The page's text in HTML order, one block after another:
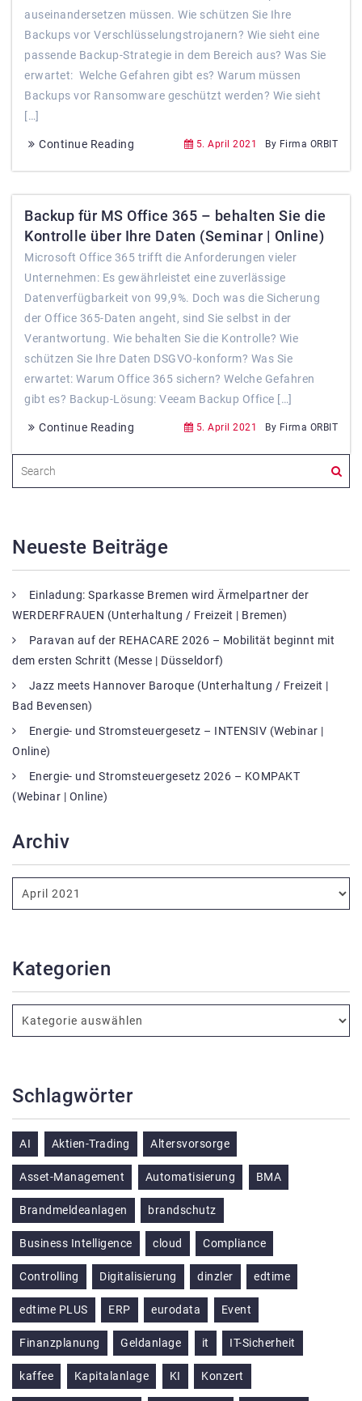
auseinandersetzen müssen. Wie schützen Sie Ihre
Backups vor Verschlüsselungstrojanern? Wie sieht eine
passende Backup-Strategie in dem Bereich aus? Was Sie
erwartet: Welche Gefahren gibt es? Warum müssen
Backups vor Ransomware geschützt werden? Wie sieht
[…]
Continue Reading 5. April 2021 By Firma ORBIT
Backup für MS Office 365 – behalten Sie die
Kontrolle über Ihre Daten (Seminar | Online)
Microsoft Office 365 trifft die Anforderungen vieler
Unternehmen: Es gewährleistet eine zuverlässige
Datenverfügbarkeit von 99,9%. Doch was die Sicherung
der Office 365-Daten angeht, sind Sie selbst in der
Verantwortung. Wie behalten Sie die Kontrolle? Wie
schützen Sie Ihre Daten DSGVO-konform? Was Sie
erwartet: Warum Office 365 sichern? Welche Gefahren
gibt es? Backup-Lösung: Veeam Backup Office […]
Continue Reading 5. April 2021 By Firma ORBIT
Neueste Beiträge
Einladung: Sparkasse Bremen wird Ärmelpartner der
WERDERFRAUEN (Unterhaltung / Freizeit | Bremen)
Paravan auf der REHACARE 2026 – Mobilität beginnt mit
dem ersten Schritt (Messe | Düsseldorf)
Jazz meets Hannover Baroque (Unterhaltung / Freizeit |
Bad Bevensen)
Energie- und Stromsteuergesetz – INTENSIV (Webinar |
Online)
Energie- und Stromsteuergesetz 2026 – KOMPAKT
(Webinar | Online)
Archiv
Kategorien
Schlagwörter
AI Aktien-Trading Altersvorsorge
Asset-Management Automatisierung BMA
Brandmeldeanlagen brandschutz
Business Intelligence cloud Compliance
Controlling Digitalisierung dinzler edtime
edtime PLUS ERP eurodata Event
Finanzplanung Geldanlage it IT-Sicherheit
kaffee Kapitalanlage KI Konzert